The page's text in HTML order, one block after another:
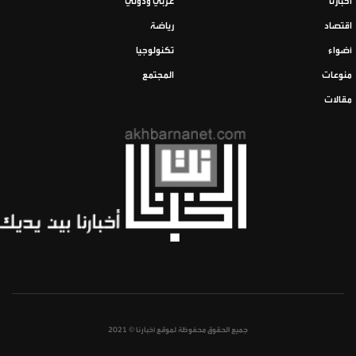
اقتصاد رياضة
أضواء تكنولوجيا
منوعات المجتمع
مقالات
جميع الحقوق محفوظة لموقع أخبارنا © 2021